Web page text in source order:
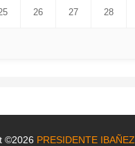
26 27 28
©2026 PRESIDENTE IBAÑEZ